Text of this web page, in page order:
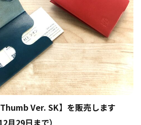
Ver. SK】を販売します
月29日まで）